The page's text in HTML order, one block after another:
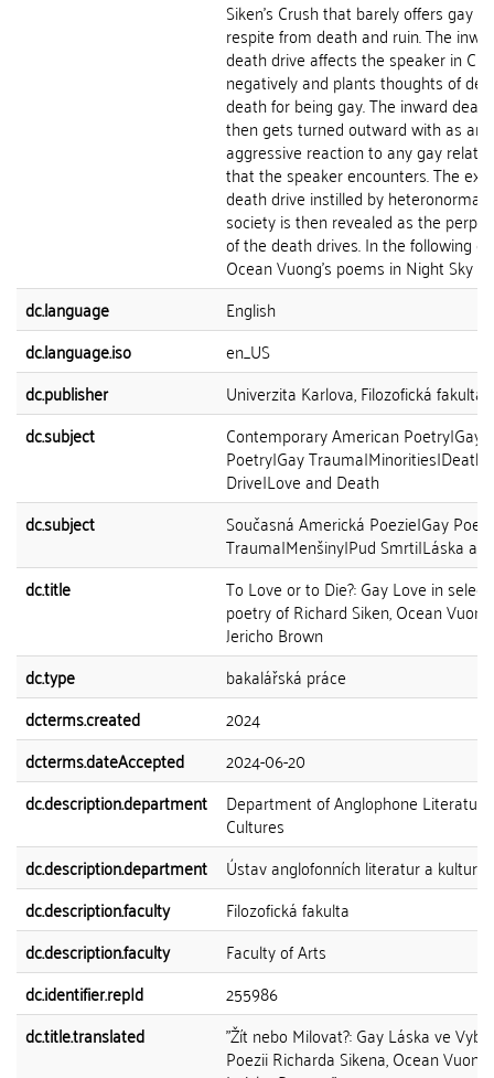
Siken's Crush that barely offers gay
respite from death and ruin. The
death drive affects the speaker in
negatively and plants thoughts of
death for being gay. The inward
then gets turned outward with as an
aggressive reaction to any gay
that the speaker encounters. The
death drive instilled by
society is then revealed as the
of the death drives. In the following
Ocean Vuong's poems in Night Sky
dc.language
English
dc.language.iso
en_US
dc.publisher
Univerzita Karlova, Filozofická fakulta
dc.subject
Contemporary American Poetry|Gay
Poetry|Gay Trauma|Minorities|Death
Drive|Love and Death
dc.subject
Současná Americká Poezie|Gay
Trauma|Menšiny|Pud Smrti|Láska a
dc.title
To Love or to Die?: Gay Love in
poetry of Richard Siken, Ocean
Jericho Brown
dc.type
bakalářská práce
dcterms.created
2024
dcterms.dateAccepted
2024-06-20
dc.description.department
Department of Anglophone
Cultures
dc.description.department
Ústav anglofonních literatur a kultur
dc.description.faculty
Filozofická fakulta
dc.description.faculty
Faculty of Arts
dc.identifier.repId
255986
dc.title.translated
"Žít nebo Milovat?: Gay Láska ve
Poezii Richarda Sikena, Ocean